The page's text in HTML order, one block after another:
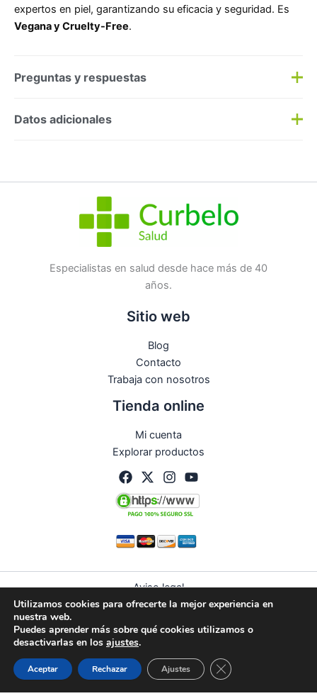
expertos en piel, garantizando su eficacia y seguridad. Es
Vegana y Cruelty-Free.
Preguntas y respuestas
Preguntas y respuestas
No hay preguntas todavía
Datos adicionales
Especialistas en salud desde hace más de 40
años.
Sitio web
Blog
Contacto
Trabaja con nosotros
Tienda online
Mi cuenta
Explorar productos
Aviso legal
Política de privacidad
Política de devoluciones y reembolsos
Política de cookies (UE)
© 2026 Curbelo | Todos los derechos reservados
Utilizamos cookies para ofrecerte la mejor experiencia en
nuestra web.
Puedes aprender más sobre qué cookies utilizamos o
desactivarlas en los ajustes.
Aceptar Rechazar Ajustes Cerrar el banner de
Guardias Citas WhatsApp